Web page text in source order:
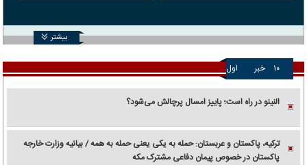
بیشتر
۱۰ خبر اول
النینو در راه است؛ پاییز امسال پرچالش می‌شود؟
ترکیه، پاکستان و عربستان: حمله به یکی یعنی حمله به همه / بیانیه وزارت خارجه
پاکستان در خصوص پیمان دفاعی مشترک مکه